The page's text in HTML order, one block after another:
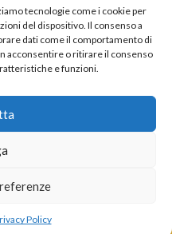
tecnologie come i cookie per
del dispositivo. Il consenso a
dati come il comportamento di
acconsentire o ritirare il consenso
e funzioni.
Policy
0
Cart
Gioielleria